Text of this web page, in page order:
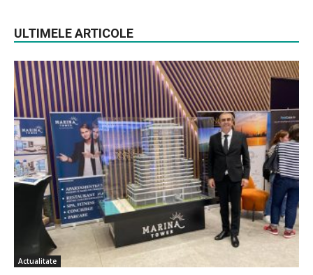
ULTIMELE ARTICOLE
Actualitate